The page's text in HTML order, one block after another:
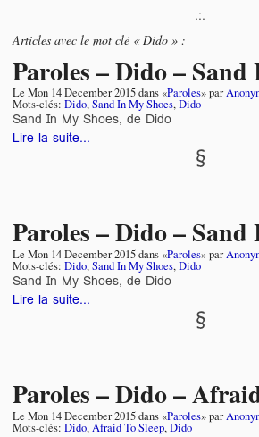
.:.
Articles avec le mot clé « Dido » :
Paroles – Dido – Sand
Le Mon 14 December 2015dans «Paroles» par
Mots-clés: Dido,Sand In My Shoes,Dido
Sand In My Shoes, de Dido
Lire la suite...
Paroles – Dido – Sand
Le Mon 14 December 2015dans «Paroles» par
Mots-clés: Dido,Sand In My Shoes,Dido
Sand In My Shoes, de Dido
Lire la suite...
Paroles – Dido –
Le Mon 14 December 2015dans «Paroles» par
Mots-clés: Dido,Afraid To Sleep,Dido